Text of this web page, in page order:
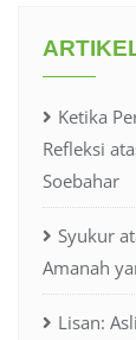
Ketika
Refleksi
Soebahar
Syukur
Amanah
Lisan: